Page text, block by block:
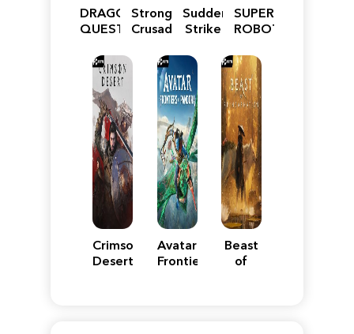
DRAGON
QUEST
Reimagined
Stronghold
Crusader:
Edition
Sudden
Strike
SUPER
ROBOT
Y
Crimson
Desert
Avatar:
Frontiers
Beast
of